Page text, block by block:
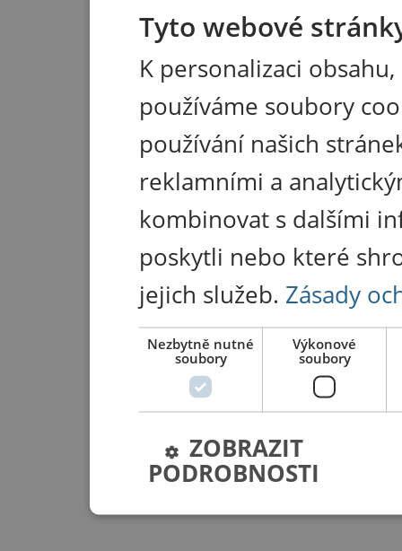
Tyto webové
K personalizaci
používáme soubory
používání našich
reklamními a
kombinovat s dalšími
poskytli nebo které
jejich služeb. Zásady
Nezbytně nutné
soubory
Výkonové
soubory
ZOBRAZIT
PODROBNOSTI